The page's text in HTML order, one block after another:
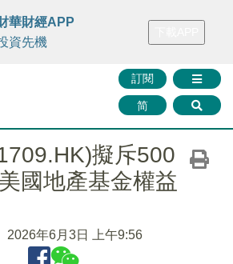
FINMETA 財華證券 媒體矩陣
訂閱
简
華財經APP
資先機
擬斥500
國地產基金權益
2026年6月3日 上午9:56